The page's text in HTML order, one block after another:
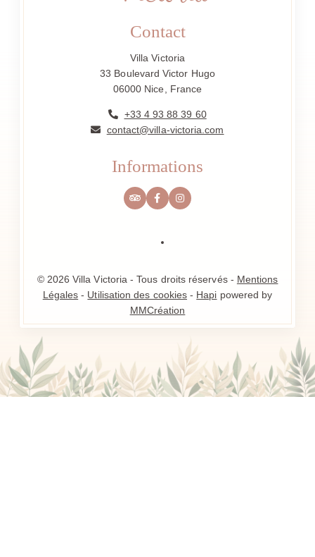
Contact
Villa Victoria
33 Boulevard Victor Hugo
06000 Nice, France
+33 4 93 88 39 60
contact@villa-victoria.com
Informations
© 2026 Villa Victoria - Tous droits réservés - Mentions
Légales - Utilisation des cookies - Hapi powered by
MMCréation